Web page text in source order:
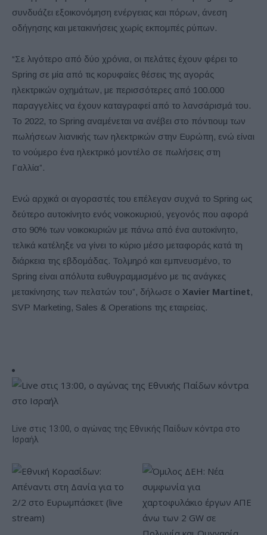
συνδυάζει εξοικονόμηση ενέργειας και πόρων, άνεση
οδήγησης και μετακινήσεις χωρίς εκπομπές ρύπων.
“Σε λιγότερο από δύο χρόνια, οι πελάτες έχουν φέρει το
Spring σε μία από τις κορυφαίες θέσεις της αγοράς
ηλεκτρικών οχημάτων, με περισσότερες από 100.000
παραγγελίες να έχουν καταγραφεί από το λανσάρισμά του.
Το 2022, το Spring αναμένεται να ανέβει στο πόντιουμ των
πωλήσεων λιανικής των ηλεκτρικών στην Ευρώπη, ενώ είναι
το νούμερο ένα ηλεκτρικό μοντέλο σε πωλήσεις στη
Γαλλία”.
Ενώ αρχικά οι αγοραστές του επέλεγαν συχνά το Spring ως
δεύτερο αυτοκίνητο ενός νοικοκυριού, γεγονός που αφορά
στο 90% των νοικοκυριών με πάνω από ένα αυτοκίνητο,
τελικά κατέληξε να γίνει το κύριο μέσο μεταφοράς κατά τη
διάρκεια της εβδομάδας. Τολμηρό και εμπνευσμένο, το
Spring είναι απόλυτα ευθυγραμμισμένο με τις ανάγκες
μετακίνησης των πελατών του”, δήλωσε ο Xavier Martinet,
SVP Marketing, Sales & Operations της εταιρείας.
Live στις 13:00, ο αγώνας της Εθνικής Παίδων κόντρα στο
Ισραήλ